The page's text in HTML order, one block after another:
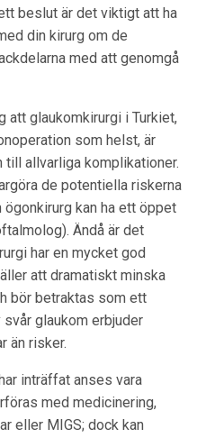
beslut är det viktigt att ha
din kirurg om de
med att genomgå
att glaukomkirurgi i Turkiet,
som helst, är
allvarliga komplikationer.
de potentiella riskerna
kan ha ett öppet
Ändå är det
har en mycket god
att dramatiskt minska
bör betraktas som ett
glaukom erbjuder
än risker.
inträffat anses vara
med medicinering,
eller MIGS; dock kan